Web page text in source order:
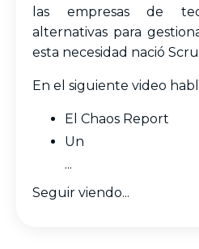
las empresas de
alternativas para
esta necesidad nació
En el siguiente video
El Chaos Report
Un
...
Seguir viendo...